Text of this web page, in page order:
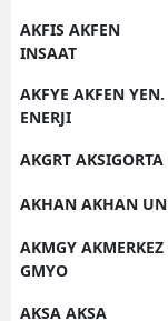
AKFIS AKFEN
INSAAT
AKFYE AKFEN YEN.
ENERJI
AKGRT AKSIGORTA
AKHAN AKHAN UN
AKMGY AKMERKEZ
GMYO
AKSA AKSA